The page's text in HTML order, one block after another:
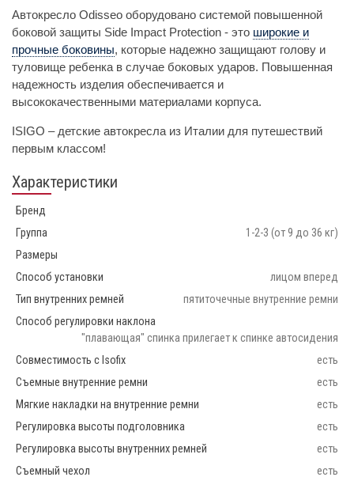
Автокресло Odisseo оборудовано системой повышенной
боковой защиты Side Impact Protection - это широкие и
прочные боковины, которые надежно защищают голову и
туловище ребенка в случае боковых ударов. Повышенная
надежность изделия обеспечивается и
высококачественными материалами корпуса.
ISIGO – детские автокресла из Италии для путешествий
первым классом!
Характеристики
Бренд
Группа
1-2-3 (от 9 до 36 кг)
Размеры
Способ установки
лицом вперед
Тип внутренних ремней
пятиточечные внутренние ремни
Способ регулировки наклона
"плавающая" спинка прилегает к спинке автосидения
Совместимость с Isofix
есть
Съемные внутренние ремни
есть
Мягкие накладки на внутренние ремни
есть
Регулировка высоты подголовника
есть
Регулировка высоты внутренних ремней
есть
Съемный чехол
есть